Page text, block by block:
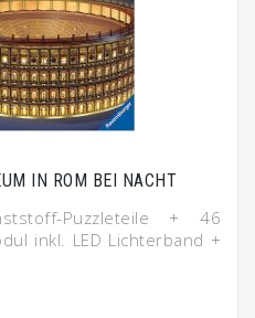
IN ROM BEI NACHT
Puzzleteile + 46
inkl. LED Lichterband +